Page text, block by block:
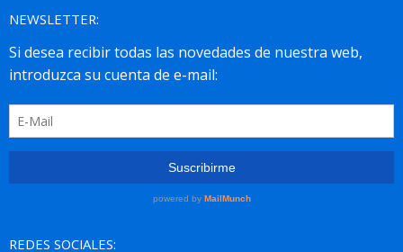
NEWSLETTER:
REDES SOCIALES: